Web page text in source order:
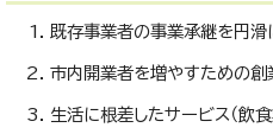
既存事業者の事業承継を円
市内開業者を増やすための創
生活に根差したサービス（飲